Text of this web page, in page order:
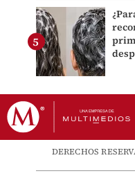
DERECHOS